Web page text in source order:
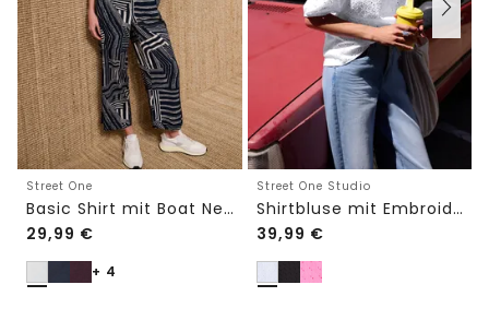
Street One
Basic Shirt mit Boat Neck und Elastikbund
29,99 €
+ 4
Street One Studio
Shirtbluse mit Embroidery-Front
39,99 €